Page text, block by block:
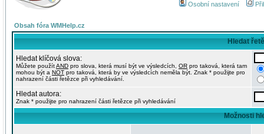
Osobní nastavení
Obsah fóra WMHelp.cz
Hledat
Hledat klíčová slova:
Můžete použítAND pro slova, která musí být ve výsledcích, OR pro taková, která tam
mohou být a NOT pro taková, která by ve výsledcích neměla být. Znak * použijte pro
nahrazení části řetězce při vyhledávání.
Hledat autora:
Znak * použijte pro nahrazení části řetězce při vyhledávání
Možnosti